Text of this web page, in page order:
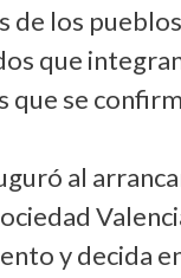
de los
que
se
al
y decida